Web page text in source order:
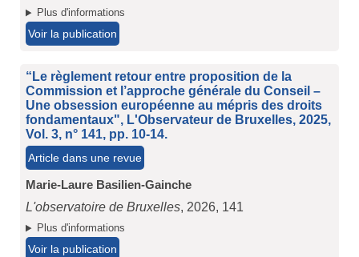
Plus d'informations
Voir la publication
“Le règlement retour entre proposition de la
Commission et l’approche générale du Conseil –
Une obsession européenne au mépris des droits
fondamentaux", L'Observateur de Bruxelles, 2025,
Vol. 3, n° 141, pp. 10-14.
Article dans une revue
Marie-Laure Basilien-Gainche
L'observatoire de Bruxelles, 2026, 141
Plus d'informations
Voir la publication